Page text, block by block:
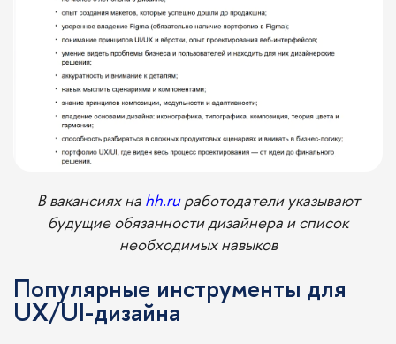
В вакансиях на hh.ruработодатели указывают
будущие обязанности дизайнера и список
необходимых навыков
Популярные инструменты для
UX/UI-дизайна